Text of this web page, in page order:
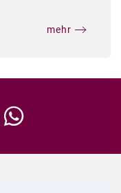
mehr